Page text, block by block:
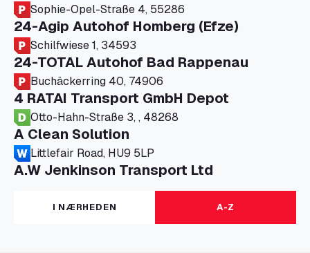
Sophie-Opel-Straße 4, 55286
24-Agip Autohof Homberg (Efze)
Schilfwiese 1, 34593
24-TOTAL Autohof Bad Rappenau
Buchäckerring 40, 74906
4 RATAI Transport GmbH Depot
Otto-Hahn-Straße 3, , 48268
A Clean Solution
Littlefair Road, HU9 5LP
A.W Jenkinson Transport Ltd
Progress House, ME11 5GA
A+G Nettetal - Depot Parking
Am Panneschopp 7, 41334
I NÆRHEDEN A-Z